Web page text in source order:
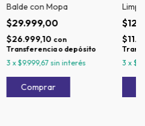
Balde con Mopa
$29.999,00
$26.999,10 con
Transferencia o depósito
3 x$9.999,67 sin interés
3 x